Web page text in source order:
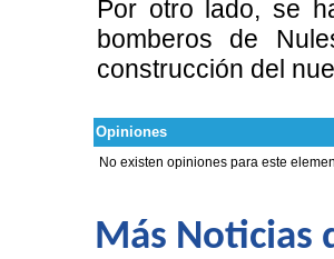
Por otro lado, se
bomberos de
construcción del
Opiniones
No existen opiniones para este
Más Noticias